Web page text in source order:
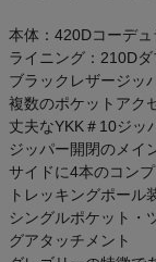
本体：420Dコーデ
ライニング：210D
ブラックレザージッ
複数のポケットアク
丈夫なYKK＃10ジッ
ジッパー開閉のメイ
サイドに4本のコン
トレッキングポール
シングルポケット・
グアタッチメント